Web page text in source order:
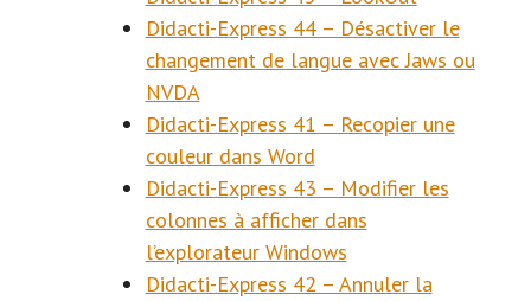
Didacti-Express 44 – Désactiver le
changement de langue avec Jaws ou
NVDA
Didacti-Express 41 – Recopier une
couleur dans Word
Didacti-Express 43 – Modifier les
colonnes à afficher dans
l’explorateur Windows
Didacti-Express 42 – Annuler la